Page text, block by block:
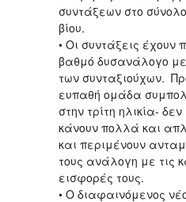
συντάξεων στο
βίου.
• Οι συντάξεις έχουν
βαθμό δυσανάλογο με
των συνταξιούχων.
ευπαθή ομάδα
στην τρίτη ηλικία-
κάνουν πολλά και
και περιμένουν
τους ανάλογη με τις
εισφορές τους.
• Ο διαφαινόμενος